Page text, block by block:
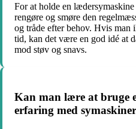
For at holde en
rengøre og smøre den
og tråde efter behov. Hvis
tid, kan det være en god idé at
mod støv og snavs.
Kan man lære at bruge
erfaring med